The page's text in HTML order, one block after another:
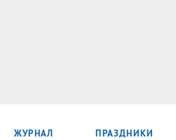
ЖУРНАЛ ПРАЗДНИКИ